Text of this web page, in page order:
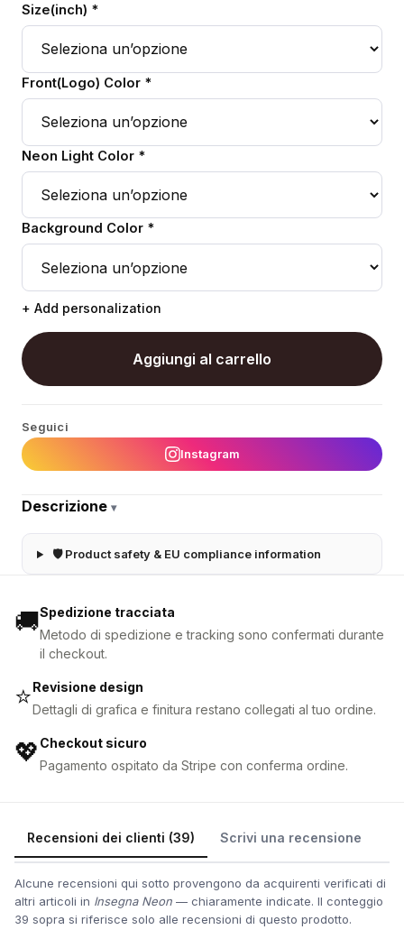
Size(inch) *
Front(Logo) Color *
Neon Light Color *
Background Color *
+ Add personalization
Aggiungi al carrello
Seguici
Instagram
Descrizione ▾
🛡 Product safety & EU compliance information
🚚Spedizione tracciata
Metodo di spedizione e tracking sono confermati durante
il checkout.
⭐Revisione design
Dettagli di grafica e finitura restano collegati al tuo ordine.
💖 Checkout sicuro
Pagamento ospitato da Stripe con conferma ordine.
Recensioni dei clienti (39) Scrivi una recensione
Alcune recensioni qui sotto provengono da acquirenti verificati di
altri articoli in Insegna Neon — chiaramente indicate. Il conteggio
39 sopra si riferisce solo alle recensioni di questo prodotto.